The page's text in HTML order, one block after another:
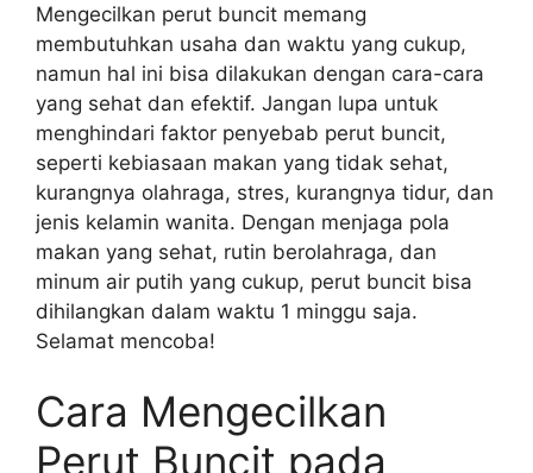
Mengecilkan perut buncit memang
membutuhkan usaha dan waktu yang cukup,
namun hal ini bisa dilakukan dengan cara-cara
yang sehat dan efektif. Jangan lupa untuk
menghindari faktor penyebab perut buncit,
seperti kebiasaan makan yang tidak sehat,
kurangnya olahraga, stres, kurangnya tidur, dan
jenis kelamin wanita. Dengan menjaga pola
makan yang sehat, rutin berolahraga, dan
minum air putih yang cukup, perut buncit bisa
dihilangkan dalam waktu 1 minggu saja.
Selamat mencoba!
Cara Mengecilkan
Perut Buncit pada